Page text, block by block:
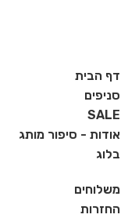
דף הבית
סניפים
SALE
אודות - סיפור מותג
בלוג
משלוחים
החזרות